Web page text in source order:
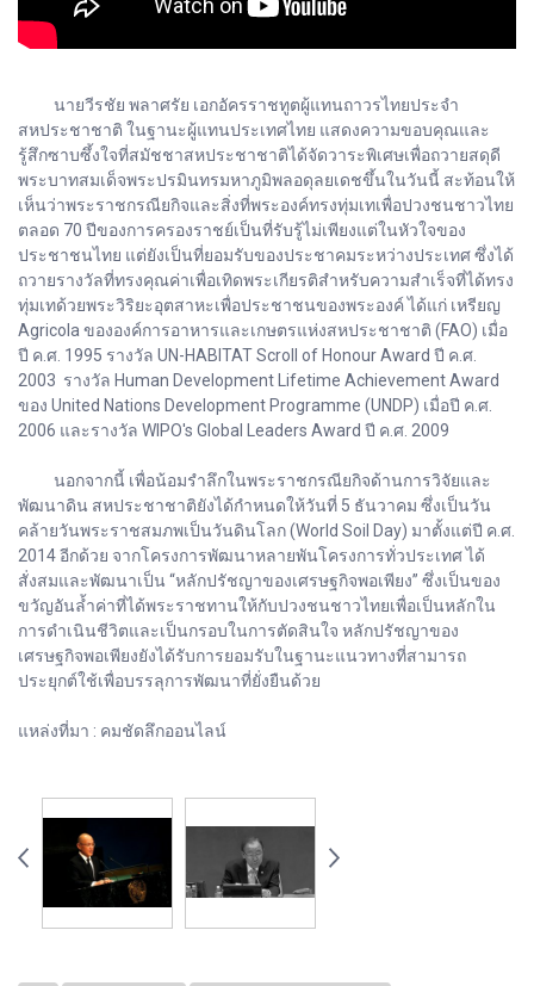
นายวีรชัย พลาศรัย เอกอัครราชทูตผู้แทนถาวรไทยประจำ
สหประชาชาติ ในฐานะผู้แทนประเทศไทย แสดงความขอบคุณและ
รู้สึกซาบซึ้งใจที่สมัชชาสหประชาชาติได้จัดวาระพิเศษเพื่อถวายสดุดี
พระบาทสมเด็จพระปรมินทรมหาภูมิพลอดุลยเดชขึ้นในวันนี้ สะท้อนให้
เห็นว่าพระราชกรณียกิจและสิ่งที่พระองค์ทรงทุ่มเทเพื่อปวงชนชาวไทย
ตลอด 70 ปีของการครองราชย์เป็นที่รับรู้ไม่เพียงแต่ในหัวใจของ
ประชาชนไทย แต่ยังเป็นที่ยอมรับของประชาคมระหว่างประเทศ ซึ่งได้
ถวายรางวัลที่ทรงคุณค่าเพื่อเทิดพระเกียรติสำหรับความสำเร็จที่ได้ทรง
ทุ่มเทด้วยพระวิริยะอุตสาหะเพื่อประชาชนของพระองค์ ได้แก่ เหรียญ
Agricola ขององค์การอาหารและเกษตรแห่งสหประชาชาติ (FAO) เมื่อ
ปี ค.ศ. 1995 รางวัล UN-HABITAT Scroll of Honour Award ปี ค.ศ.
2003 รางวัล Human Development Lifetime Achievement Award
ของ United Nations Development Programme (UNDP) เมื่อปี ค.ศ.
2006 และรางวัล WIPO's Global Leaders Award ปี ค.ศ. 2009
นอกจากนี้ เพื่อน้อมรำลึกในพระราชกรณียกิจด้านการวิจัยและ
พัฒนาดิน สหประชาชาติยังได้กำหนดให้วันที่ 5 ธันวาคม ซึ่งเป็นวัน
คล้ายวันพระราชสมภพเป็นวันดินโลก (World Soil Day) มาตั้งแต่ปี ค.ศ.
2014 อีกด้วย จากโครงการพัฒนาหลายพันโครงการทั่วประเทศ ได้
สั่งสมและพัฒนาเป็น “หลักปรัชญาของเศรษฐกิจพอเพียง” ซึ่งเป็นของ
ขวัญอันล้ำค่าที่ได้พระราชทานให้กับปวงชนชาวไทยเพื่อเป็นหลักใน
การดำเนินชีวิตและเป็นกรอบในการตัดสินใจ หลักปรัชญาของ
เศรษฐกิจพอเพียงยังได้รับการยอมรับในฐานะแนวทางที่สามารถ
ประยุกต์ใช้เพื่อบรรลุการพัฒนาที่ยั่งยืนด้วย
แหล่งที่มา : คมชัดลึกออนไลน์